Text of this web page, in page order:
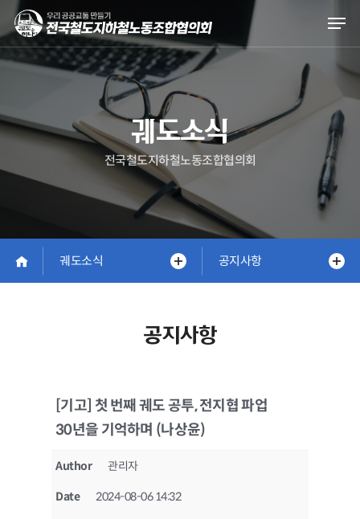
Skip
main
content
궤도소식
전국철도지하철노동조합협의회
궤도소식 공지사항
공지사항
[기고] 첫 번째 궤도 공투, 전지협 파업
30년을 기억하며 (나상윤)
Author 관리자
Date 2024-08-06 14:32